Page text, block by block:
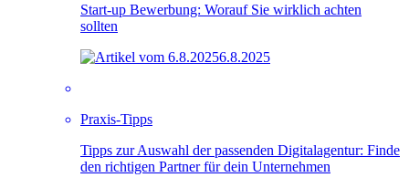
Start-up Bewerbung: Worauf Sie wirklich achten
sollten
6.8.2025
Praxis-Tipps
Tipps zur Auswahl der passenden Digitalagentur: Finde
den richtigen Partner für dein Unternehmen